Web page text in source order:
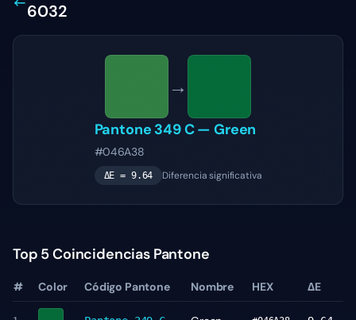
6032
→
Pantone 349 C—Green
#046A38
ΔE = 9.64 Diferencia significativa
Top 5 Coincidencias Pantone
# Color Código Pantone Nombre HEX ΔE